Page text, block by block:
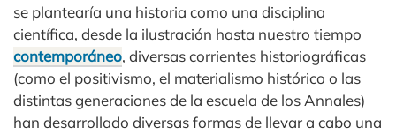
se plantearía una historia como una disciplina
científica, desde la ilustración hasta nuestro tiempo
contemporáneo, diversas corrientes historiográficas
(como el positivismo, el materialismo histórico o las
distintas generaciones de la escuela de los Annales)
han desarrollado diversas formas de llevar a cabo una